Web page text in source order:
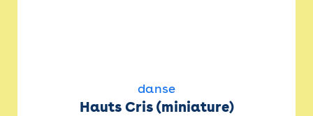
danse
Hauts Cris (miniature)